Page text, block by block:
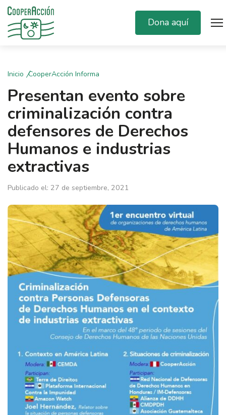
Dona aquí
Inicio CooperAcción Informa
Presentan evento sobre
criminalización contra
defensores de Derechos
Humanos e industrias
extractivas
Publicado el: 27 de septiembre, 2021